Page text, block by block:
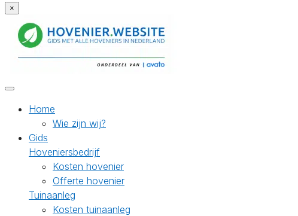
×
Home
Wie zijn wij?
Gids
Hoveniersbedrijf
Kosten hovenier
Offerte hovenier
Tuinaanleg
Kosten tuinaanleg